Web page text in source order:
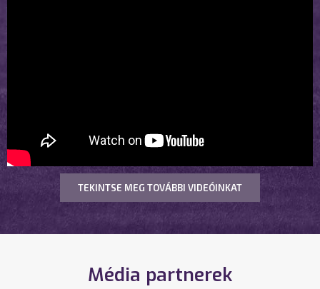
TEKINTSE MEG TOVÁBBI VIDEÓINKAT
Média partnerek